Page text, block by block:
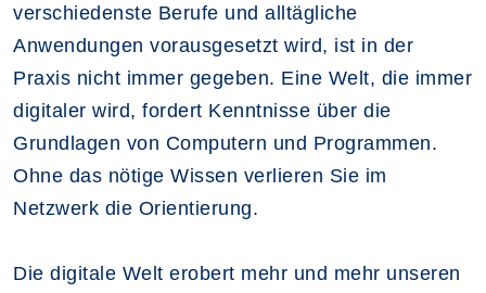
verschiedenste Berufe und alltägliche
Anwendungen vorausgesetzt wird, ist in der
Praxis nicht immer gegeben. Eine Welt, die immer
digitaler wird, fordert Kenntnisse über die
Grundlagen von Computern und Programmen.
Ohne das nötige Wissen verlieren Sie im
Netzwerk die Orientierung.
Die digitale Welt erobert mehr und mehr unseren